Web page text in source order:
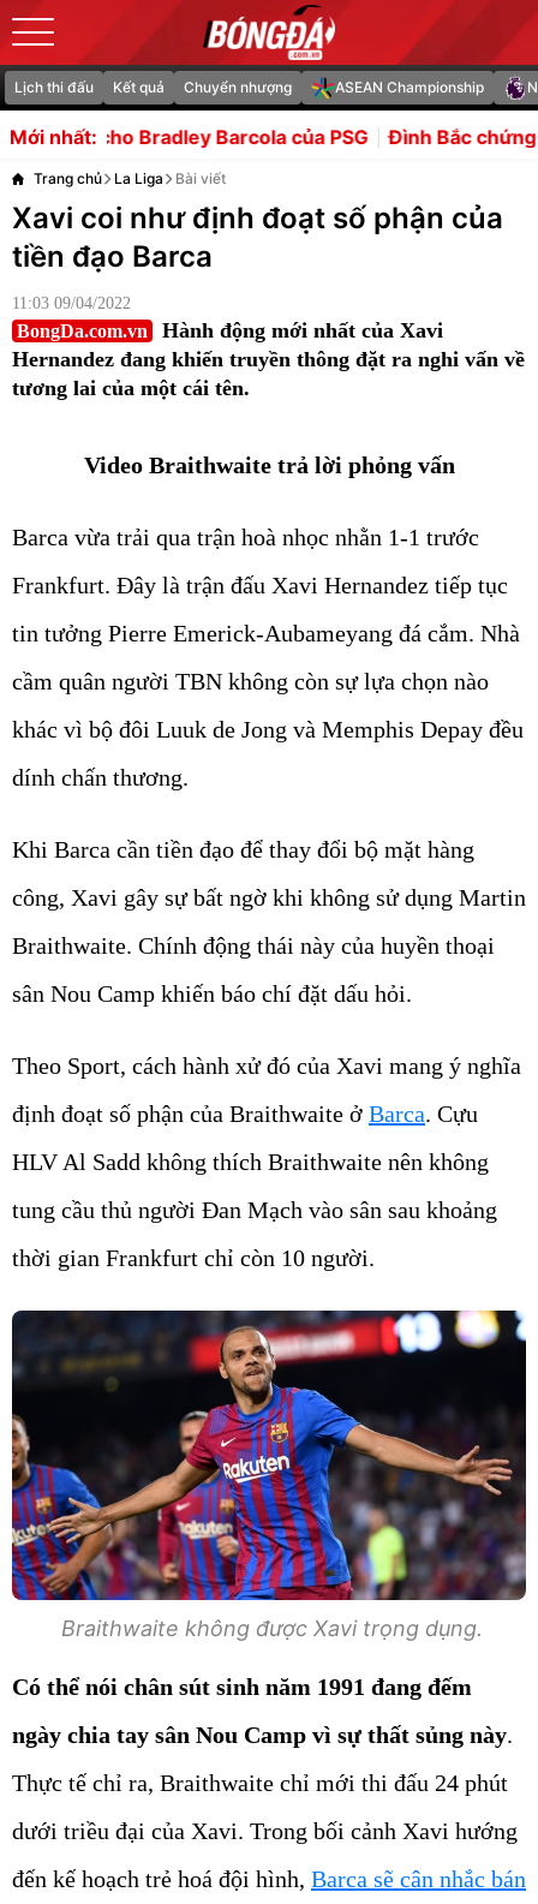
Lịch thi đấu Kết quả Chuyển nhượng ASEAN Championship
Mới nhất:
Barcola của PSG Đình Bắc chứng minh bản lĩnh
Trang chủ La Liga Bài viết
Xavi coi như định đoạt số phận của
tiền đạo Barca
11:03 09/04/2022
BongDa.com.vn
Hành động mới nhất của Xavi
Hernandez đang khiến truyền thông đặt ra nghi vấn về
tương lai của một cái tên.
Video Braithwaite trả lời phỏng vấn
Barca vừa trải qua trận hoà nhọc nhằn 1-1 trước
Frankfurt. Đây là trận đấu Xavi Hernandez tiếp tục
tin tưởng Pierre Emerick-Aubameyang đá cắm. Nhà
cầm quân người TBN không còn sự lựa chọn nào
khác vì bộ đôi Luuk de Jong và Memphis Depay đều
dính chấn thương.
Khi Barca cần tiền đạo để thay đổi bộ mặt hàng
công, Xavi gây sự bất ngờ khi không sử dụng Martin
Braithwaite. Chính động thái này của huyền thoại
sân Nou Camp khiến báo chí đặt dấu hỏi.
Theo Sport, cách hành xử đó của Xavi mang ý nghĩa
định đoạt số phận của Braithwaite ở Barca. Cựu
HLV Al Sadd không thích Braithwaite nên không
tung cầu thủ người Đan Mạch vào sân sau khoảng
thời gian Frankfurt chỉ còn 10 người.
Braithwaite không được Xavi trọng dụng.
Có thể nói chân sút sinh năm 1991 đang đếm
ngày chia tay sân Nou Camp vì sự thất sủng này.
Thực tế chỉ ra, Braithwaite chỉ mới thi đấu 24 phút
dưới triều đại của Xavi. Trong bối cảnh Xavi hướng
đến kế hoạch trẻ hoá đội hình, Barca sẽ cân nhắc bán